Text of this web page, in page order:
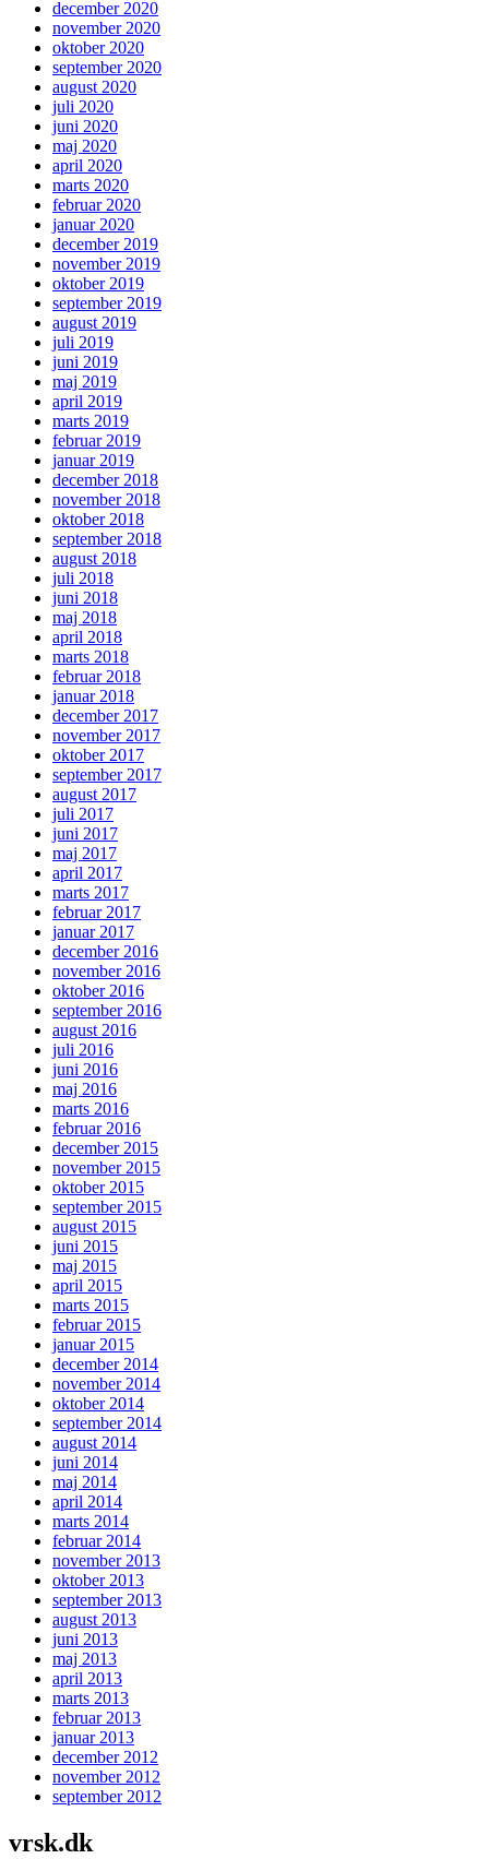
december 2020
november 2020
oktober 2020
september 2020
august 2020
juli 2020
juni 2020
maj 2020
april 2020
marts 2020
februar 2020
januar 2020
december 2019
november 2019
oktober 2019
september 2019
august 2019
juli 2019
juni 2019
maj 2019
april 2019
marts 2019
februar 2019
januar 2019
december 2018
november 2018
oktober 2018
september 2018
august 2018
juli 2018
juni 2018
maj 2018
april 2018
marts 2018
februar 2018
januar 2018
december 2017
november 2017
oktober 2017
september 2017
august 2017
juli 2017
juni 2017
maj 2017
april 2017
marts 2017
februar 2017
januar 2017
december 2016
november 2016
oktober 2016
september 2016
august 2016
juli 2016
juni 2016
maj 2016
marts 2016
februar 2016
december 2015
november 2015
oktober 2015
september 2015
august 2015
juni 2015
maj 2015
april 2015
marts 2015
februar 2015
januar 2015
december 2014
november 2014
oktober 2014
september 2014
august 2014
juni 2014
maj 2014
april 2014
marts 2014
februar 2014
november 2013
oktober 2013
september 2013
august 2013
juni 2013
maj 2013
april 2013
marts 2013
februar 2013
januar 2013
december 2012
november 2012
september 2012
vrsk.dk